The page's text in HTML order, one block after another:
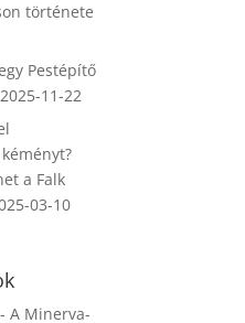
története
Pestépítő
2025-11-22
a Falk
03-10
-A Minerva-